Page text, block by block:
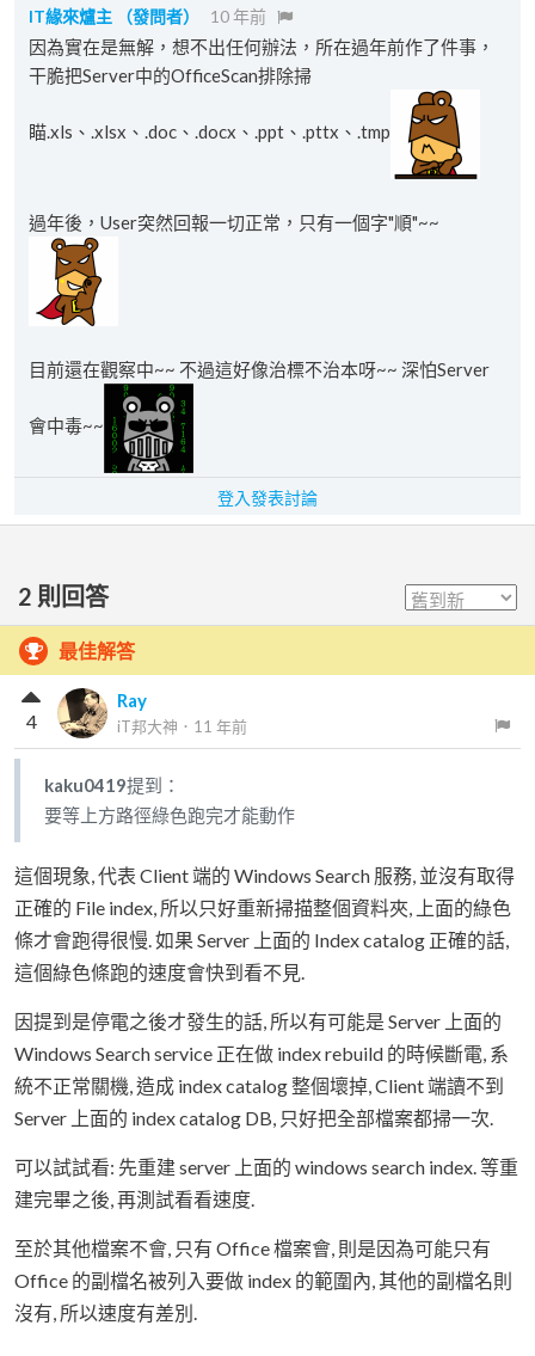
IT緣來爐主 （發問者） 10 年前
因為實在是無解，想不出任何辦法，所在過年前作了件事，
干脆把Server中的OfficeScan排除掃
瞄.xls、.xlsx、.doc、.docx、.ppt、.pttx、.tmp
過年後，User突然回報一切正常，只有一個字"順"~~
目前還在觀察中~~ 不過這好像治標不治本呀~~ 深怕Server
會中毒~~
登入發表討論
2 則回答
最佳解答
Ray
iT邦大神 ． 11 年前
4
kaku0419提到：
要等上方路徑綠色跑完才能動作
這個現象, 代表 Client 端的 Windows Search 服務, 並沒有取得
正確的 File index, 所以只好重新掃描整個資料夾, 上面的綠色
條才會跑得很慢. 如果 Server 上面的 Index catalog 正確的話,
這個綠色條跑的速度會快到看不見.
因提到是停電之後才發生的話, 所以有可能是 Server 上面的
Windows Search service 正在做 index rebuild 的時候斷電, 系
統不正常關機, 造成 index catalog 整個壞掉, Client 端讀不到
Server 上面的 index catalog DB, 只好把全部檔案都掃一次.
可以試試看: 先重建 server 上面的 windows search index. 等重
建完畢之後, 再測試看看速度.
至於其他檔案不會, 只有 Office 檔案會, 則是因為可能只有
Office 的副檔名被列入要做 index 的範圍內, 其他的副檔名則
沒有, 所以速度有差別.